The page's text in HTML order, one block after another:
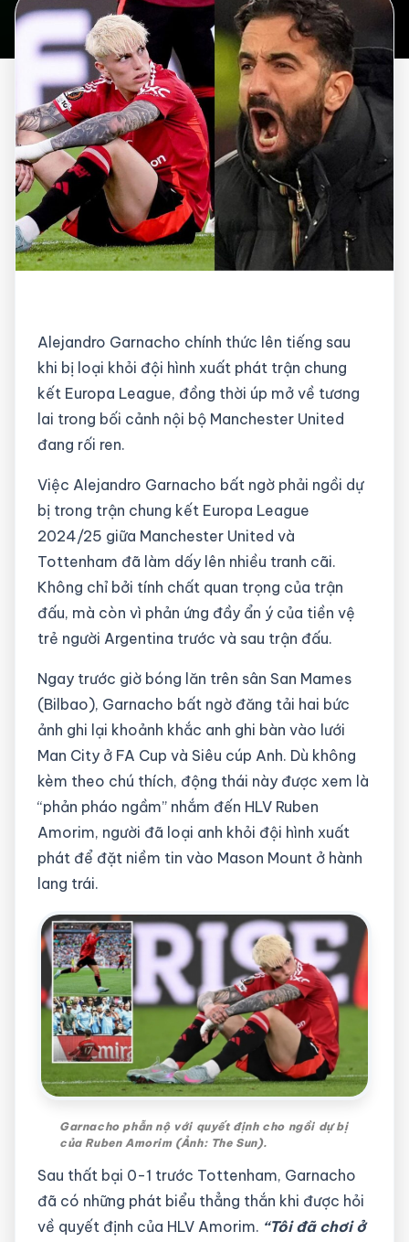
Alejandro Garnacho chính thức lên tiếng sau
khi bị loại khỏi đội hình xuất phát trận chung
kết Europa League, đồng thời úp mở về tương
lai trong bối cảnh nội bộ Manchester United
đang rối ren.
Việc Alejandro Garnacho bất ngờ phải ngồi dự
bị trong trận chung kết Europa League
2024/25 giữa Manchester United và
Tottenham đã làm dấy lên nhiều tranh cãi.
Không chỉ bởi tính chất quan trọng của trận
đấu, mà còn vì phản ứng đầy ẩn ý của tiền vệ
trẻ người Argentina trước và sau trận đấu.
Ngay trước giờ bóng lăn trên sân San Mames
(Bilbao), Garnacho bất ngờ đăng tải hai bức
ảnh ghi lại khoảnh khắc anh ghi bàn vào lưới
Man City ở FA Cup và Siêu cúp Anh. Dù không
kèm theo chú thích, động thái này được xem là
“phản pháo ngầm” nhắm đến HLV Ruben
Amorim, người đã loại anh khỏi đội hình xuất
phát để đặt niềm tin vào Mason Mount ở hành
lang trái.
Garnacho phẫn nộ với quyết định cho ngồi dự bị
của Ruben Amorim (Ảnh: The Sun).
Sau thất bại 0-1 trước Tottenham, Garnacho
đã có những phát biểu thẳng thắn khi được hỏi
về quyết định của HLV Amorim. “Tôi đã chơi ở